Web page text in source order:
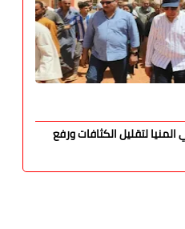
لتقليل الكثافات ورفع